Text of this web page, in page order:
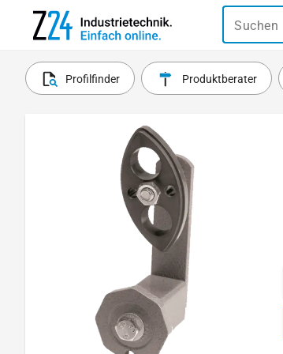
Suchen
Profilfinder Produktberater